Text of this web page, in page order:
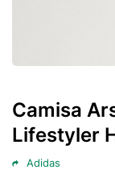
Camisa
Lifestyler
Adidas